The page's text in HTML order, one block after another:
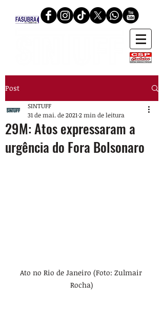
Post
29M: Atos expressaram a
urgência do Fora Bolsonaro
SINTUFF
31 de mai. de 2021 2 min de leitura
Ato no Rio de Janeiro (Foto: Zulmair
Rocha)